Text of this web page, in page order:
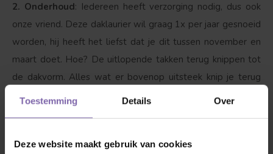
Toestemming Details Over
Deze website maakt gebruik van cookies
2. Onderhoud: Iedereen heeft verzorging nodig, dus ook
onze vriend. Deze daklaurier wil graag 1x per jaar gesnoeid
worden, hij heeft het liefst dat je dit tussen november en
maart doet. Hoe? De uitlopende takken terug knippen tot
de dakvorm. Alles wat er bovenop uitsteek knip je terug
tot de dakvorm. Eventueel kun je hem in de zomer nog iets